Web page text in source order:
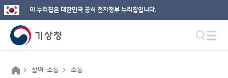
이 누리집은 대한민국 공식 전자정부 누리집입니다.
참여·소통 소통